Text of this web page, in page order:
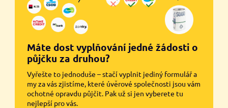
Máte dost vyplňování jedné žádosti o
půjčku za druhou?
Vyřešte to jednoduše – stačí vyplnit jediný formulář a
my za vás zjistíme, které úvěrové společnosti jsou vám
ochotné opravdu půjčit. Pak už si jen vyberete tu
nejlepší pro vás.